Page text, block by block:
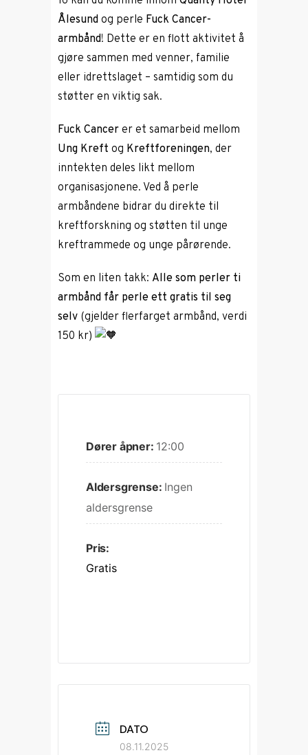
Ålesund og perle Fuck Cancer-
armbånd! Dette er en flott aktivitet å
gjøre sammen med venner, familie
eller idrettslaget – samtidig som du
støtter en viktig sak.
Fuck Cancer er et samarbeid mellom
Ung Kreft og Kreftforeningen, der
inntekten deles likt mellom
organisasjonene. Ved å perle
armbåndene bidrar du direkte til
kreftforskning og støtten til unge
kreftrammede og unge pårørende.
Som en liten takk: Alle som perler ti
armbånd får perle ett gratis til seg
selv (gjelder flerfarget armbånd, verdi
150 kr)
Dører åpner: 12:00
Aldersgrense: Ingen
aldersgrense
Pris:
Gratis
DATO
08.11.2025